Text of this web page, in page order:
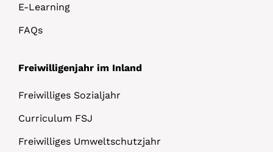
E-Learning
FAQs
Freiwilligenjahr im Inland
Freiwilliges Sozialjahr
Curriculum FSJ
Freiwilliges Umweltschutzjahr